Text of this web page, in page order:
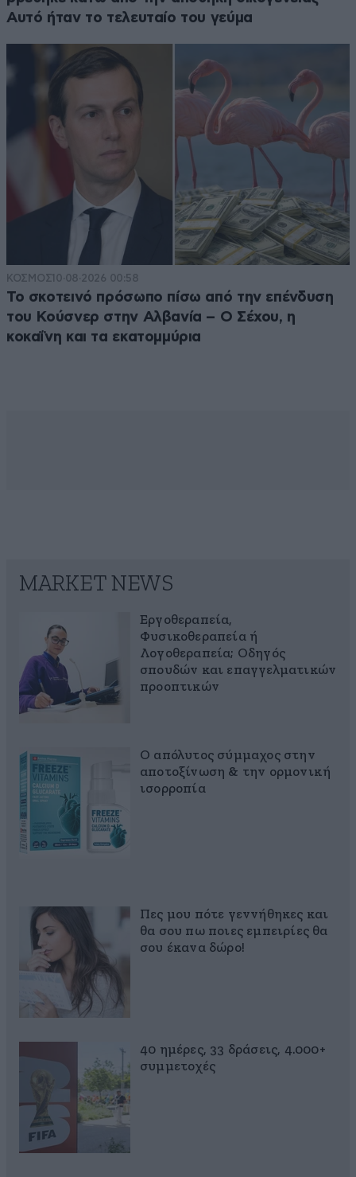
Αυτό ήταν το τελευταίο του γεύμα
ΚΟΣΜΟΣ10·08·2026 00:58
Το σκοτεινό πρόσωπο πίσω από την επένδυση
του Κούσνερ στην Αλβανία – Ο Σέχου, η
κοκαΐνη και τα εκατομμύρια
MARKET NEWS
Εργοθεραπεία,
Φυσικοθεραπεία ή
Λογοθεραπεία; Οδηγός
σπουδών και επαγγελματικών
προοπτικών
Ο απόλυτος σύμμαχος στην
αποτοξίνωση & την ορμονική
ισορροπία
Πες μου πότε γεννήθηκες και
θα σου πω ποιες εμπειρίες θα
σου έκανα δώρο!
40 ημέρες, 33 δράσεις, 4.000+
συμμετοχές